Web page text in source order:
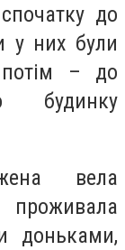
до
у них були
– до
будинку
вела
проживала
доньками,